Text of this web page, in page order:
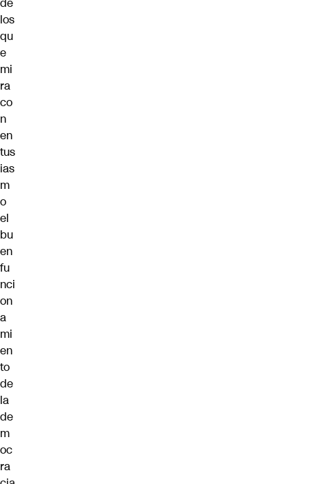
los
qu
e
mi
ra
co
n
en
tus
ias
m
o
el
bu
en
fu
nci
on
a
mi
en
to
de
la
de
m
oc
ra